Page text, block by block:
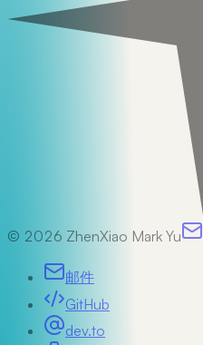
© 2026 ZhenXiao Mark Yu
邮件
GitHub
dev.to